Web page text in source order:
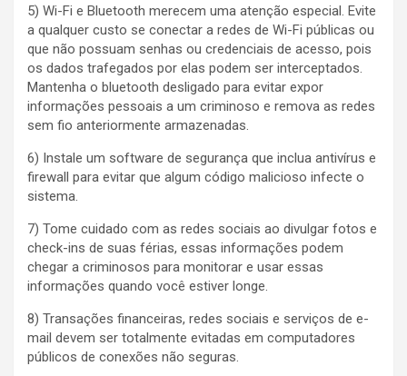
5) Wi-Fi e Bluetooth merecem uma atenção especial. Evite
a qualquer custo se conectar a redes de Wi-Fi públicas ou
que não possuam senhas ou credenciais de acesso, pois
os dados trafegados por elas podem ser interceptados.
Mantenha o bluetooth desligado para evitar expor
informações pessoais a um criminoso e remova as redes
sem fio anteriormente armazenadas.
6) Instale um software de segurança que inclua antivírus e
firewall para evitar que algum código malicioso infecte o
sistema.
7) Tome cuidado com as redes sociais ao divulgar fotos e
check-ins de suas férias, essas informações podem
chegar a criminosos para monitorar e usar essas
informações quando você estiver longe.
8) Transações financeiras, redes sociais e serviços de e-
mail devem ser totalmente evitadas em computadores
públicos de conexões não seguras.